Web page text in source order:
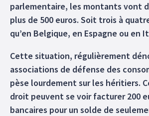
parlementaire, les montants vont
plus de 500 euros. Soit trois à
qu’en Belgique, en Espagne ou en
Cette situation, régulièrement
associations de défense des
pèse lourdement sur les héritiers.
droit peuvent se voir facturer 200
bancaires pour un solde de